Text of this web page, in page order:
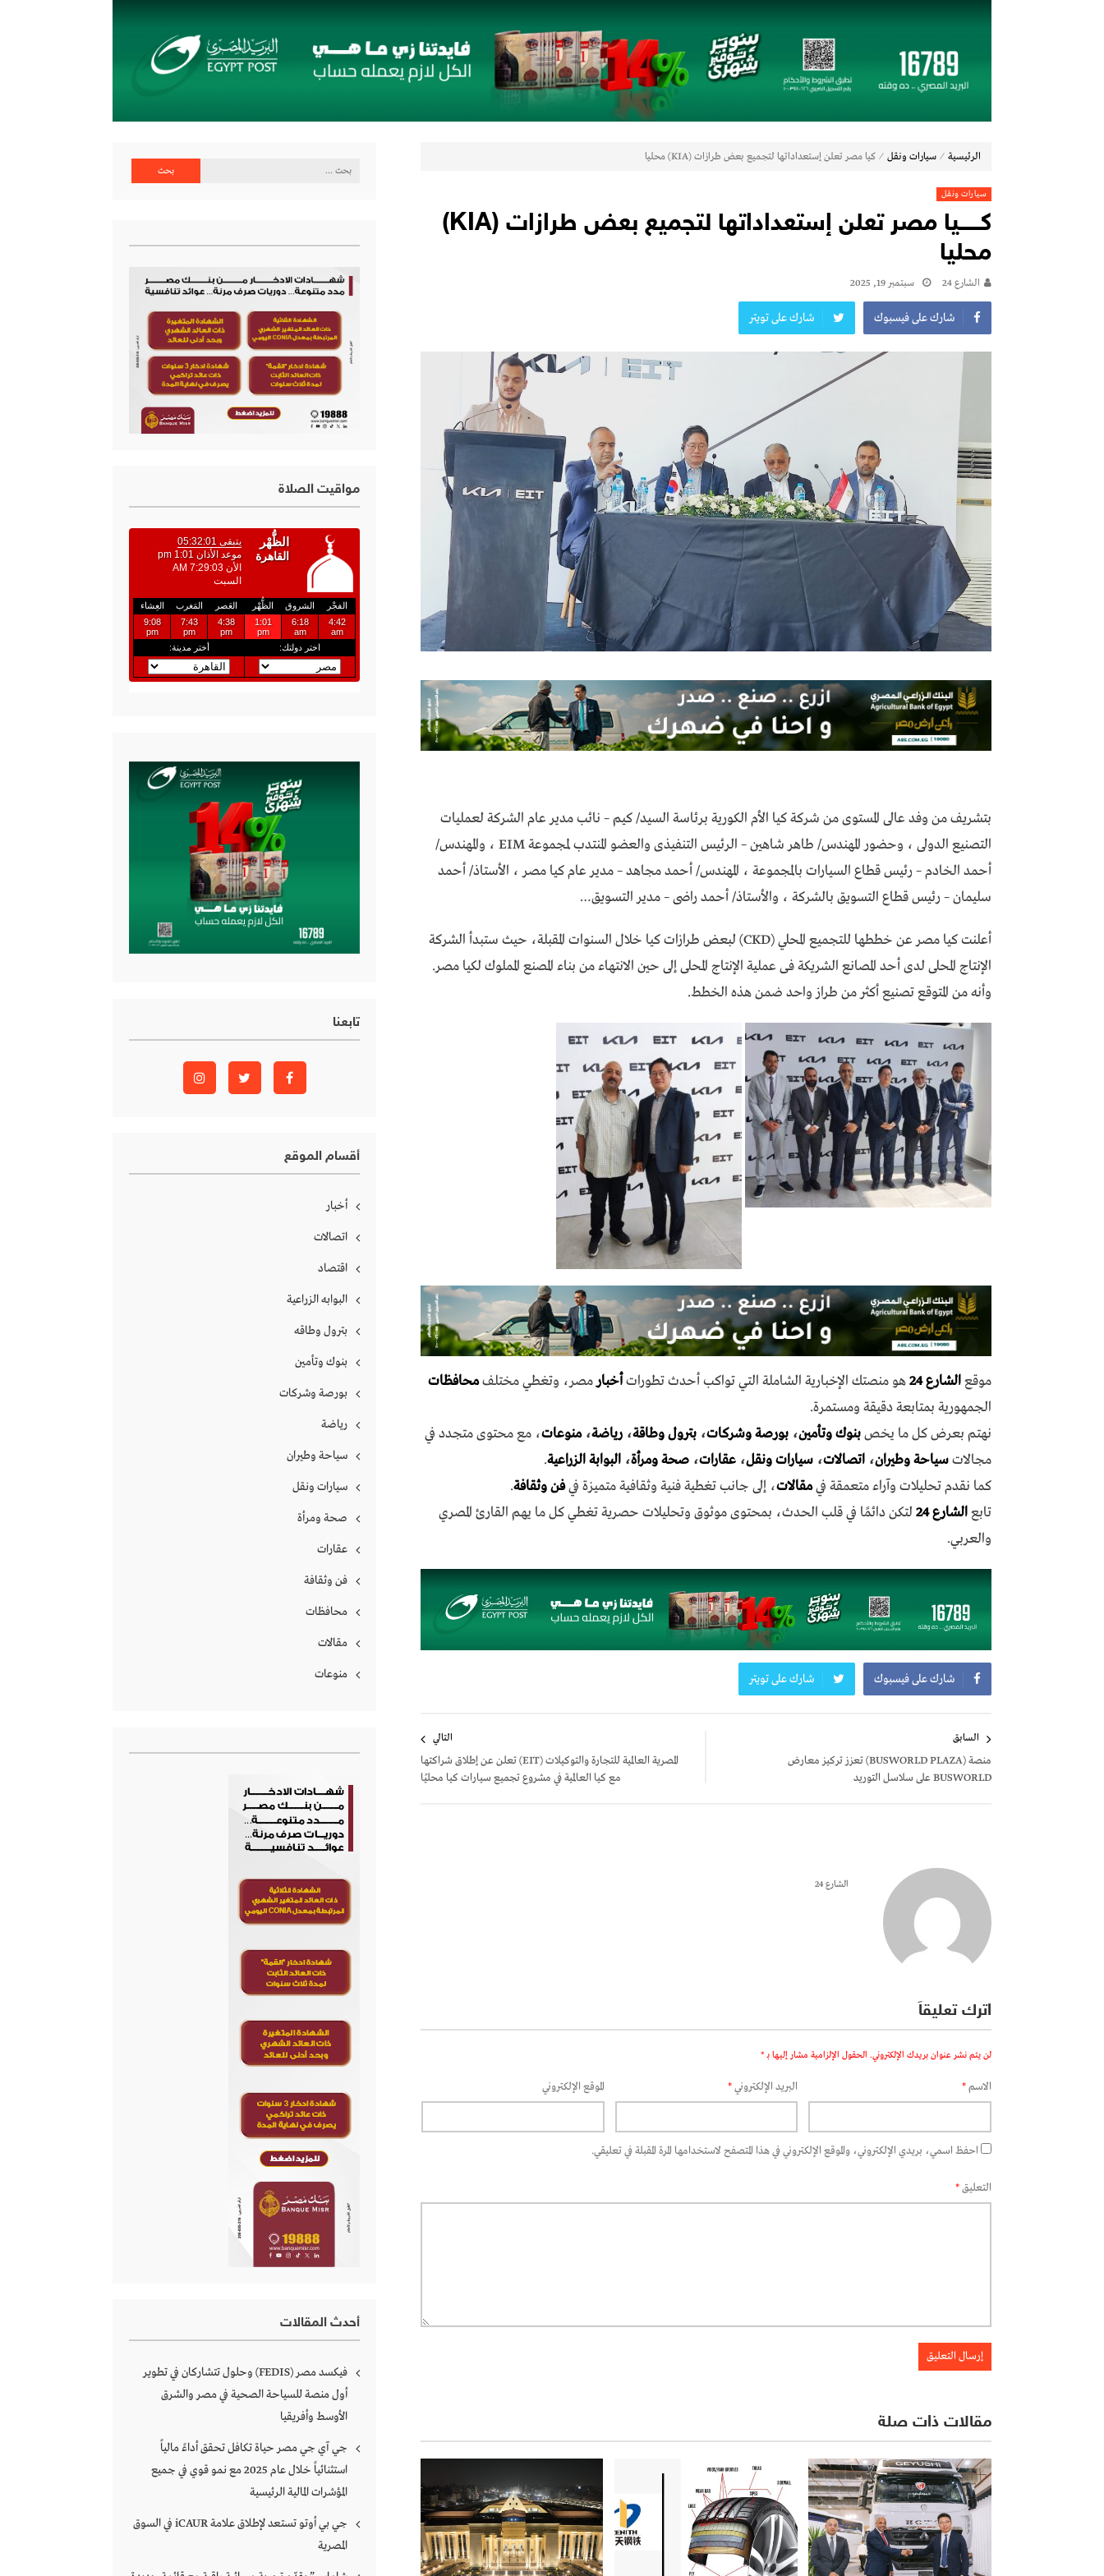
عُمان تؤكد التزامها بدعم اتفاقيَّة الأُمم المُتَّحدة الإطاريَّة بشأن تغيُّر المناخ
مراسم اربعين ليست كسابقاتها
جولدن تاون تبدأ أعمال الإنشاءات بمشروع «GT Business City» بالتزامن مع طرح المرحلة الأولى للبيع.. وتنفيذ مبكر يعزز ثقة المستثمرين
چرمين عامر تنضم إلى منظمة G100 التابعة للرابطة النسائية العالمية All Ladies League عن الإعلام الرقمي والتجارة الإلكترونية
جي آي جي مصر حياة تكافل تحقق أداءً مالياً استثنائياً خلال عام 2025 مع نمو قوي في جميع المؤشرات المالية الرئيسية
جي بي أوتو تستعد لإطلاق علامة iCAUR في السوق المصرية
الرئيسية ⁄ سيارات ونقل ⁄ كـــــيا مصر تعلن إستعداداتها لتجميع بعض طرازات (KIA) محليا
سيارات ونقل
كـــــيا مصر تعلن إستعداداتها لتجميع بعض طرازات (KIA)
محليا
الشارع 24 سبتمبر 19, 2025
شارك على فيسبوك شارك على تويتر
بتشريف من وفد عالى المستوى من شركة كيا الأم الكورية برئاسة السيد/ كيم – نائب مدير عام الشركة لعمليات
التصنيع الدولى ، وحضور المهندس/ طاهر شاهين – الرئيس التنفيذى والعضو المنتدب لمجموعة EIM ، والمهندس/
أحمد الخادم – رئيس قطاع السيارات بالمجموعة ، المهندس/ أحمد مجاهد – مدير عام كيا مصر ، الأستاذ/ أحمد
سليمان – رئيس قطاع التسويق بالشركة ، والأستاذ/ أحمد راضى – مدير التسويق…
أعلنت كيا مصر عن خططها للتجميع المحلي (CKD) لبعض طرازات كيا خلال السنوات المقبلة، حيث ستبدأ الشركة
الإنتاج المحلى لدى أحد المصانع الشريكة فى عملية الإنتاج المحلى إلى حين الانتهاء من بناء المصنع المملوك لكيا مصر.
وأنه من المتوقع تصنيع أكثر من طراز واحد ضمن هذه الخطط.
موقعالشارع 24 هو منصتك الإخبارية الشاملة التي تواكب أحدث تطوراتأخبار مصر، وتغطي مختلفمحافظات
الجمهورية بمتابعة دقيقة ومستمرة.
نهتم بعرض كل ما يخصبنوك وتأمين، بورصة وشركات، بترول وطاقة، رياضة،منوعات، مع محتوى متجدد في
مجالاتسياحة وطيران، اتصالات، سيارات ونقل، عقارات، صحة ومرأة، البوابة الزراعية.
كما نقدم تحليلات وآراء متعمقة فيمقالات، إلى جانب تغطية فنية وثقافية متميزة فيفن وثقافة.
تابعالشارع 24
لتكن دائمًا في قلب الحدث، بمحتوى موثوق وتحليلات حصرية تغطي كل ما يهم القارئ المصري
والعربي.
شارك على فيسبوك شارك على تويتر
المقالات
السابق
منصة (BUSWORLD PLAZA) تعزز تركيز معارض
BUSWORLD على سلاسل التوريد
التالي
المصرية العالمية للتجارة والتوكيلات (EIT) تعلن عن إطلاق شراكتها
مع كيا العالمية في مشروع تجميع سيارات كيا محليًا
الشارع 24
اترك تعليقاً
لن يتم نشر عنوان بريدك الإلكتروني. الحقول الإلزامية مشار إليها بـ *
الاسم* البريد الإلكتروني* الموقع الإلكتروني
احفظ اسمي، بريدي الإلكتروني، والموقع الإلكتروني في هذا المتصفح لاستخدامها المرة المقبلة في تعليقي.
التعليق*
مقالات ذات صلة
البحث
مواقيت الصلاة
تابعنا
أقسام الموقع
أخبار
اتصالات
اقتصاد
البوابه الزراعية
بترول وطاقه
بنوك وتأمين
بورصة وشركات
رياضة
سياحة وطيران
سيارات ونقل
صحة ومرأة
عقارات
فن وثقافة
محافظات
مقالات
منوعات
أحدث المقالات
فيكسد مصر (FEDIS) وحلول تتشاركان في تطوير
أول منصة للسياحة الصحية في مصر والشرق
الأوسط وأفريقيا
جي آي جي مصر حياة تكافل تحقق أداءً مالياً
استثنائياً خلال عام 2025 مع نمو قوي في جميع
المؤشرات المالية الرئيسية
جي بي أوتو تستعد لإطلاق علامة iCAUR في السوق
المصرية